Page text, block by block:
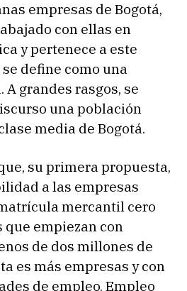
empresas de Bogotá,
con ellas en
y pertenece a este
define como una
grandes rasgos, se
una población
media de Bogotá.
su primera propuesta,
a las empresas
mercantil cero
que empiezan con
de dos millones de
es más empresas y con
de empleo. Empleo